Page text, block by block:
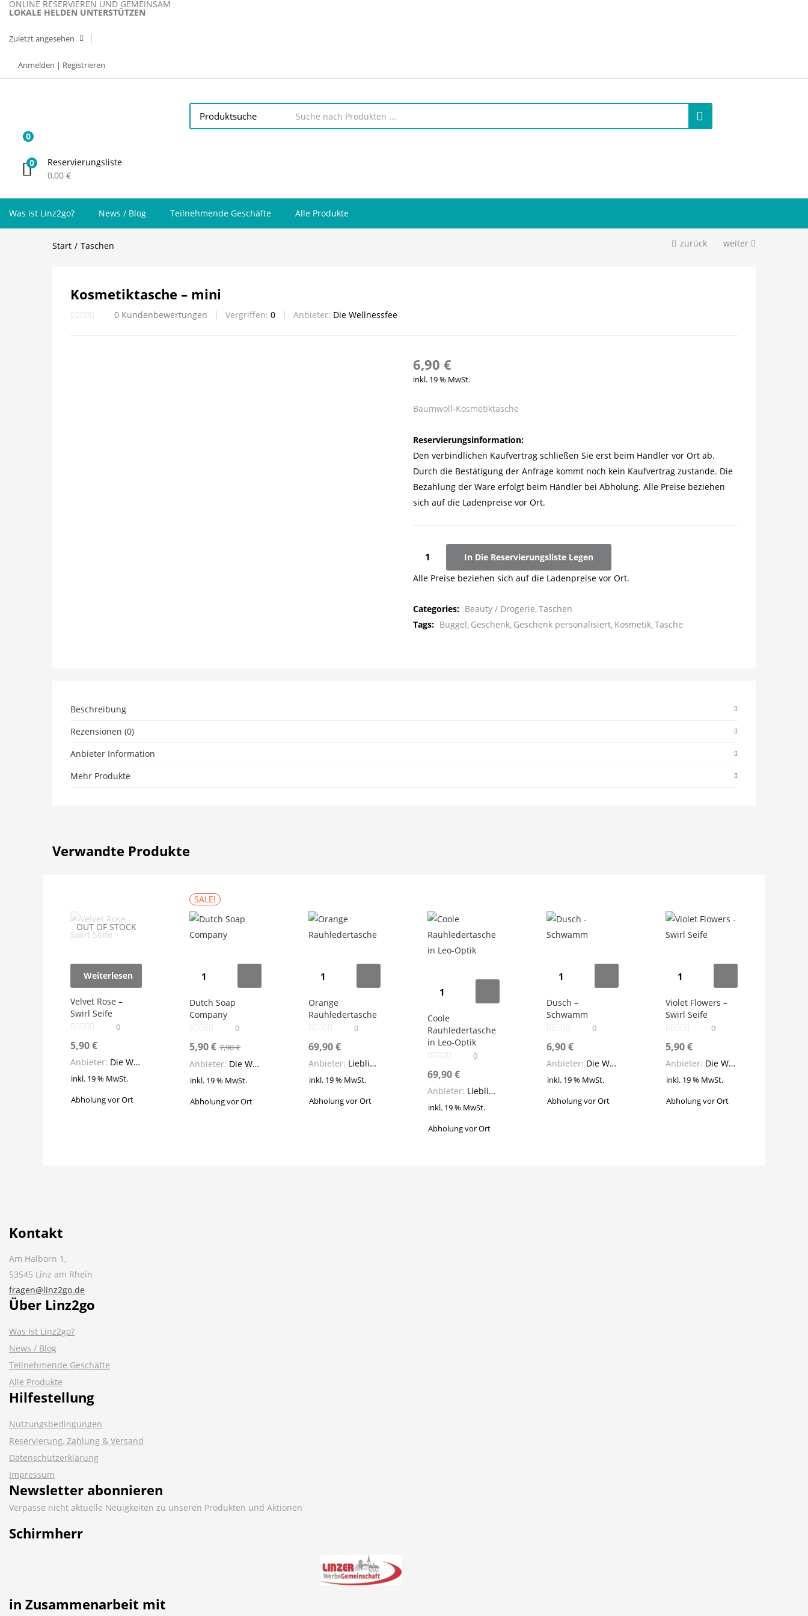
ONLINE RESERVIEREN UND GEMEINSAM
LOKALE HELDEN UNTERSTÜTZEN
Zuletzt angesehen
Anmelden | Registrieren
0
0
Reservierungsliste
0,00 €
Was ist Linz2go? News / Blog Teilnehmende Geschäfte Alle Produkte
Start Taschen zurück weiter
Kosmetiktasche – mini
0 Kundenbewertungen Vergriffen: 0 Anbieter: Die Wellnessfee
6,90 €
inkl. 19 % MwSt.
Baumwoll-Kosmetiktasche
Reservierungsinformation:
Den verbindlichen Kaufvertrag schließen Sie erst beim Händler vor Ort ab.
Durch die Bestätigung der Anfrage kommt noch kein Kaufvertrag zustande. Die
Bezahlung der Ware erfolgt beim Händler bei Abholung. Alle Preise beziehen
sich auf die Ladenpreise vor Ort.
Kosmetiktasche
mini
In Die Reservierungsliste Legen
Alle Preise beziehen sich auf die Ladenpreise vor Ort.
Categories: Beauty / Drogerie Taschen
Tags: Büggel Geschenk Geschenk personalisiert Kosmetik Tasche
Beschreibung
Rezensionen (0)
Anbieter Information
Mehr Produkte
Verwandte Produkte
OUT OF STOCK
Weiterlesen
Velvet Rose –
Swirl Seife
0
5,90€
Anbieter: Die Wellnessfee
inkl. 19 % MwSt.
Abholung vor Ort
SALE!
Dutch
Company
Menge
Dutch Soap
Company
0
5,90€Aktueller
Preis
ist:
5,90 €.
7,90€Ursprünglicher
Preis
war:
7,90 €
Anbieter: Die Wellnessfee
inkl. 19 % MwSt.
Abholung vor Ort
Orange
Rauhledertasche
Menge
Orange
Rauhledertasche
0
69,90€
Anbieter: Lieblingsstücke
inkl. 19 % MwSt.
Abholung vor Ort
Coole
Rauhledertasche
in
Leo-
Optik
Coole
Rauhledertasche
in Leo-Optik
0
69,90€
Anbieter: Lieblingsstücke
inkl. 19 % MwSt.
Abholung vor Ort
Dusch
Schwamm
Menge
Dusch –
Schwamm
0
6,90€
Anbieter: Die Wellnessfee
inkl. 19 % MwSt.
Abholung vor Ort
Violet
-
Swirl
Menge
Violet Flowers –
Swirl Seife
0
5,90€
Anbieter: Die Wellnessfee
inkl. 19 % MwSt.
Abholung vor Ort
Kontakt
Am Halborn 1,
53545 Linz am Rhein
fragen@linz2go.de
Über Linz2go
Was Ist Linz2go?
News / Blog
Teilnehmende Geschäfte
Alle Produkte
Hilfestellung
Nutzungsbedingungen
Reservierung, Zahlung & Versand
Datenschutzerklärung
Impressum
Newsletter abonnieren
Verpasse nicht aktuelle Neuigkeiten zu unseren Produkten und Aktionen
Schirmherr
in Zusammenarbeit mit